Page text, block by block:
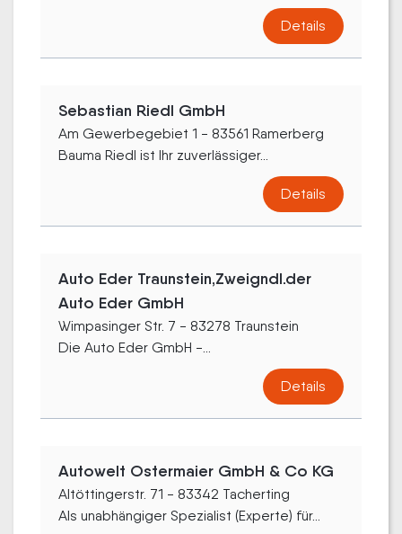
Details
Sebastian Riedl GmbH
Am Gewerbegebiet 1 - 83561 Ramerberg
Bauma Riedl ist Ihr zuverlässiger...
Details
Auto Eder Traunstein,Zweigndl.der
Auto Eder GmbH
Wimpasinger Str. 7 - 83278 Traunstein
Die Auto Eder GmbH -...
Details
Autowelt Ostermaier GmbH & Co KG
Altöttingerstr. 71 - 83342 Tacherting
Als unabhängiger Spezialist (Experte) für...